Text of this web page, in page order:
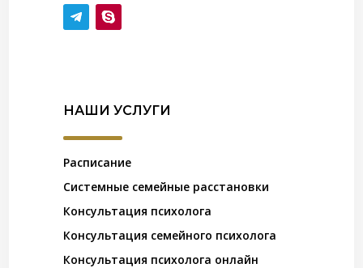
НАШИ УСЛУГИ
Расписание
Системные семейные расстановки
Консультация психолога
Консультация семейного психолога
Консультация психолога онлайн